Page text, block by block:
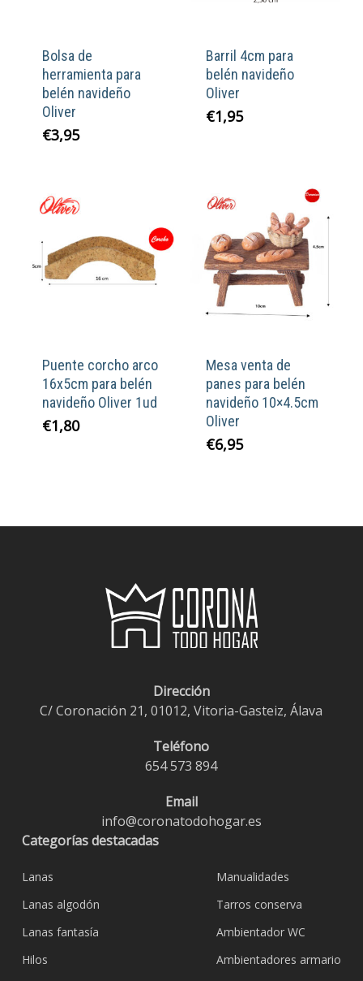
Bolsa de
herramienta para
belén navideño
Oliver
€3,95
Barril 4cm para
belén navideño
Oliver
€1,95
Puente corcho arco
16x5cm para belén
navideño Oliver 1ud
€1,80
Mesa venta de
panes para belén
navideño 10×4.5cm
Oliver
€6,95
Dirección
C/ Coronación 21, 01012, Vitoria-Gasteiz, Álava
Teléfono
654 573 894
Email
info@coronatodohogar.es
Categorías destacadas
Lanas
Lanas algodón
Lanas fantasía
Hilos
Manualidades
Tarros conserva
Ambientador WC
Ambientadores armario